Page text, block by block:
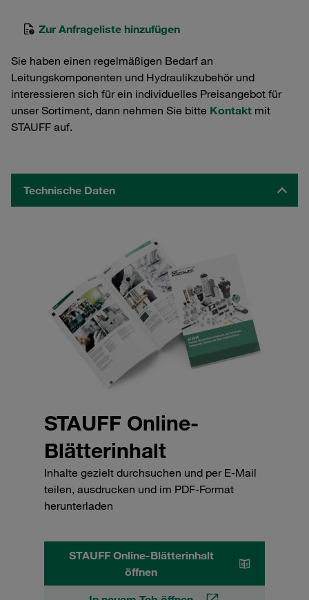
Zur Anfrageliste hinzufügen
Sie haben einen regelmäßigen Bedarf an
Leitungskomponenten und Hydraulikzubehör und
interessieren sich für ein individuelles Preisangebot für
unser Sortiment, dann nehmen Sie bitte Kontakt mit
STAUFF auf.
Technische Daten
STAUFF Online-
Blätterinhalt
Inhalte gezielt durchsuchen und per E-Mail
teilen, ausdrucken und im PDF-Format
herunterladen
STAUFF Online-Blätterinhalt
öffnen